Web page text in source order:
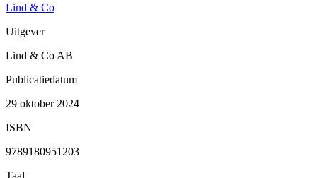
Lind & Co
Uitgever
Lind & Co AB
Publicatiedatum
29 oktober 2024
ISBN
9789180951203
Taal